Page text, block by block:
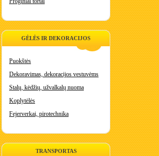
GĖLĖS IR DEKORACIJOS
Puokštės
Dekoravimas, dekoracijos vestuvėms
Stalų, kėdžių, užvalkalų nuoma
Koplytėlės
Fejerverkai, pirotechnika
TRANSPORTAS